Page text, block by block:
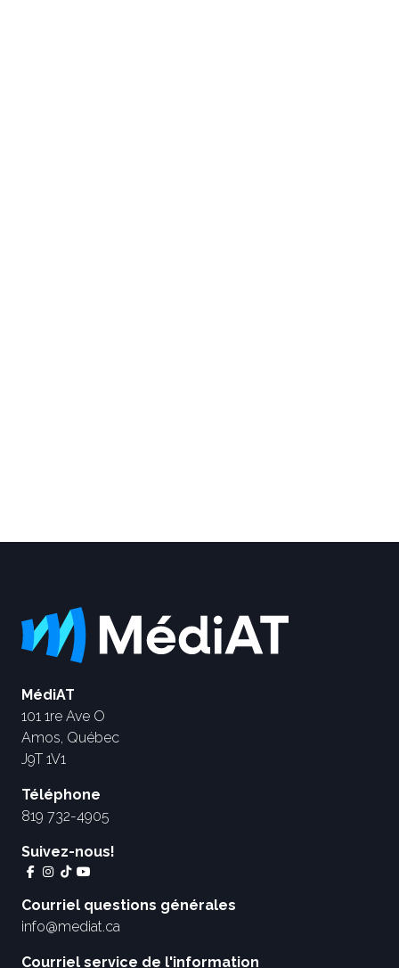
MédiAT
101 1re Ave O
Amos, Québec
J9T 1V1
Téléphone
819 732-4905
Suivez-nous!
Courriel questions générales
info@mediat.ca
Courriel service de l'information